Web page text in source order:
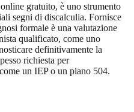
gratuito, è uno strumento
segni di discalculia. Fornisce
formale è una valutazione
qualificato, come uno
definitivamente la
richiesta per
un IEP o un piano 504.